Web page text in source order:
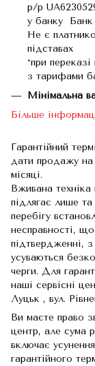
р/р
у банку
Не є
підставах
*при
з тарифами
Мінімальна
Більше
Гарантійний
дати продажу на
місяці.
Вживана
підлягає лише та
перебігу
несправності,
підтвердженні,
усуваються
черги. Для
наші сервісні
Луцьк , вул.
Ви маєте право
центр, але сума
включає
гарантійного